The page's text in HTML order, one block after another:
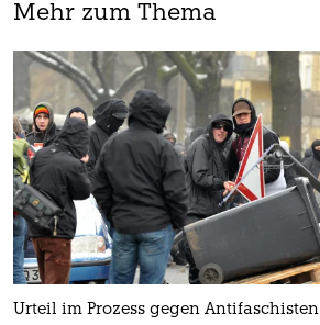
Mehr zum Thema
Urteil im Prozess gegen Antifaschisten